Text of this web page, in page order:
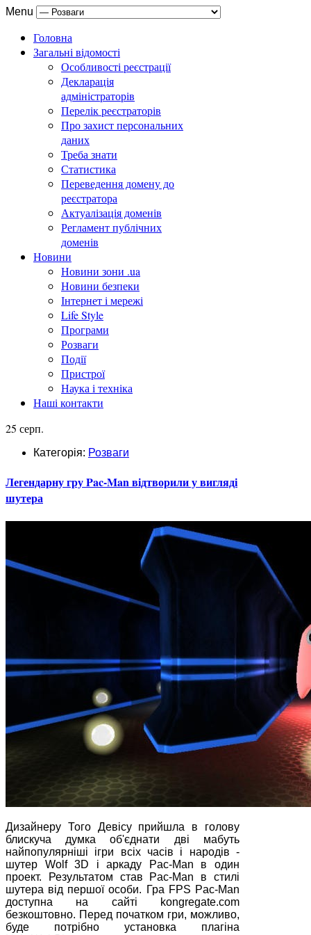
Menu
Головна
Загальні відомості
Особливості реєстрації
Декларація
адміністраторів
Перелік реєстраторів
Про захист персональних
даних
Треба знати
Статистика
Переведення домену до
реєстратора
Актуалізація доменів
Регламент публічних
доменів
Новини
Новини зони .ua
Новини безпеки
Інтернет і мережі
Life Style
Програми
Розваги
Події
Пристрої
Наука і техніка
Наші контакти
25 серп.
Категорія: Розваги
Легендарну гру Pac-Man відтворили у вигляді
шутера
Дизайнеру Того Девісу прийшла в голову
блискуча думка об'єднати дві мабуть
найпопулярніші ігри всіх часів і народів -
шутер Wolf 3D і аркаду Pac-Man в один
проект. Результатом став Pac-Man в стилі
шутера від першої особи. Гра FPS Pac-Man
доступна на сайті kongregate.com
безкоштовно. Перед початком гри, можливо,
буде потрібно установка плагіна